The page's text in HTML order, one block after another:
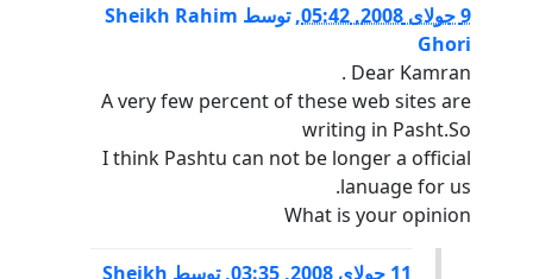
9 جولای 2008, 05:42 ,توسط Sheikh Rahim
Ghori
Dear Kamran .
A very few percent of these web sites are
writing in Pasht.So
I think Pashtu can not be longer a official
lanuage for us.
What is your opinion
11 جولای 2008, 03:35 ,توسط Sheikh